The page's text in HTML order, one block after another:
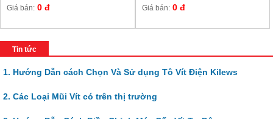
Giá bán: 0 đ
Giá bán:0 đ
Tin tức
1. Hướng Dẫn cách Chọn Và Sử dụng Tô Vít Điện Kilews
2. Các Loại Mũi Vít có trên thị trường